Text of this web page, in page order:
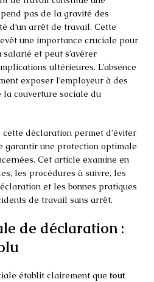
pas de la gravité des
d’un arrêt de travail. Cette
une importance cruciale pour
et peut s’avérer
ultérieures. L’absence
exposer l’employeur à des
la couverture sociale du
déclaration permet d’éviter
garantir une protection optimale
Cet article examine en
les procédures à suivre, les
et les bonnes pratiques
de travail sans arrêt.
de déclaration :
établit clairement que tout